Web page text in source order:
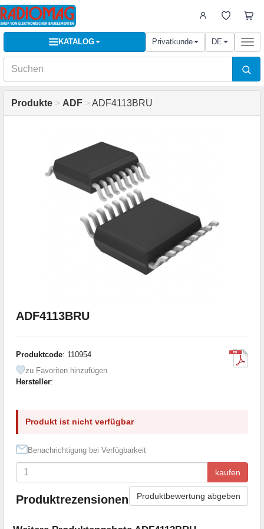
KATALOG Privatkunde DE
Produkte > ADF > ADF4113BRU
ADF4113BRU
Produktcode: 110954
zu Favoriten hinzufügen
Hersteller:
Produkt ist nicht verfügbar
Benachrichtigung bei Verfügbarkeit
kaufen
Produktrezensionen Produktbewertung abgeben